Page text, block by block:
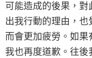
可能造成的後果，
出我行動的理由，
而會更加疲勞。如
我也再度道歉。往後